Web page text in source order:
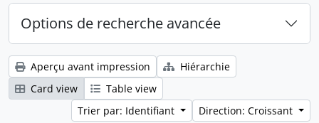
Options de recherche avancée
Aperçu avant impression
Hiérarchie
Card view
Table view
Trier par: Identifiant
Direction: Croissant